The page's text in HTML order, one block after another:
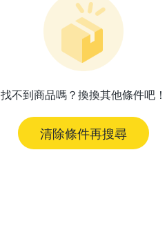
找不到商品嗎？換換其他條件吧！
清除條件再搜尋